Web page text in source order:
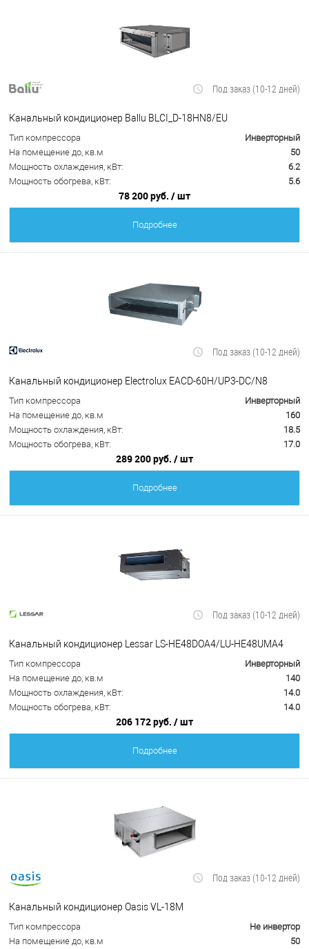
Под заказ (10-12 дней)
Канальный кондиционер Ballu BLCI_D-18HN8/EU
Тип компрессора
Инверторный
На помещение до, кв.м
50
Мощность охлаждения, кВт:
6.2
Мощность обогрева, кВт:
5.6
78 200 руб. / шт
Подробнее
Под заказ (10-12 дней)
Канальный кондиционер Electrolux EACD-60H/UP3-DC/N8
Тип компрессора
Инверторный
На помещение до, кв.м
160
Мощность охлаждения, кВт:
18.5
Мощность обогрева, кВт:
17.0
289 200 руб. / шт
Подробнее
Под заказ (10-12 дней)
Канальный кондиционер Lessar LS-HE48DOA4/LU-HE48UMA4
Тип компрессора
Инверторный
На помещение до, кв.м
140
Мощность охлаждения, кВт:
14.0
Мощность обогрева, кВт:
14.0
206 172 руб. / шт
Подробнее
Под заказ (10-12 дней)
Канальный кондиционер Oasis VL-18M
Тип компрессора
Не инвертор
На помещение до, кв.м
50